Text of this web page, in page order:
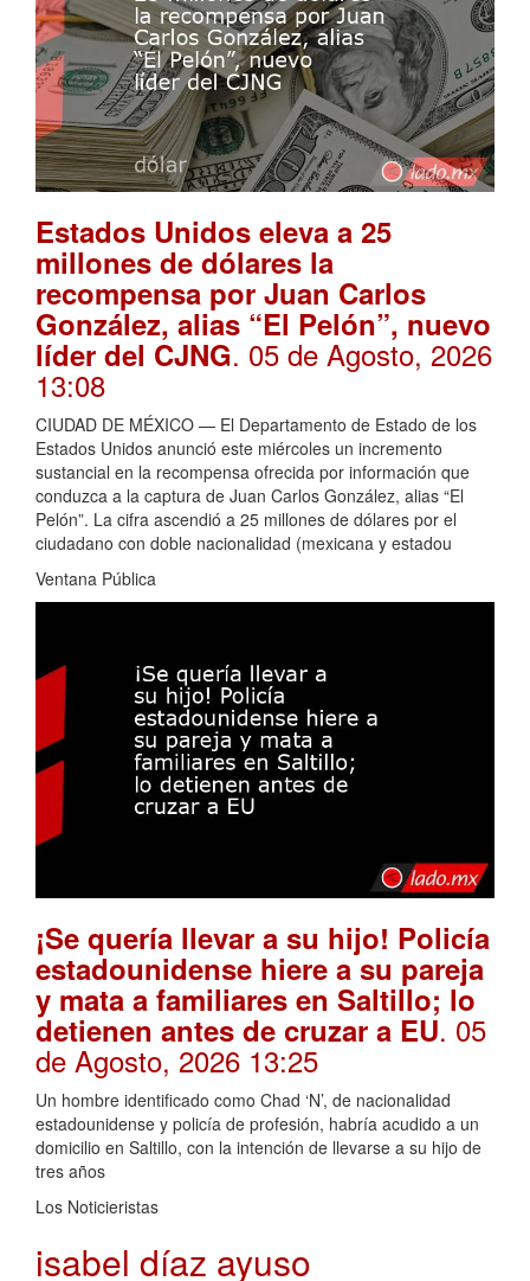
Estados Unidos eleva a 25
millones de dólares la
recompensa por Juan Carlos
González, alias “El Pelón”, nuevo
líder del CJNG. 05 de Agosto, 2026
13:08
CIUDAD DE MÉXICO — El Departamento de Estado de los
Estados Unidos anunció este miércoles un incremento
sustancial en la recompensa ofrecida por información que
conduzca a la captura de Juan Carlos González, alias “El
Pelón”. La cifra ascendió a 25 millones de dólares por el
ciudadano con doble nacionalidad (mexicana y estadou
Ventana Pública
¡Se quería llevar a su hijo! Policía
estadounidense hiere a su pareja
y mata a familiares en Saltillo; lo
detienen antes de cruzar a EU. 05
de Agosto, 2026 13:25
Un hombre identificado como Chad ‘N’, de nacionalidad
estadounidense y policía de profesión, habría acudido a un
domicilio en Saltillo, con la intención de llevarse a su hijo de
tres años
Los Noticieristas
isabel díaz ayuso